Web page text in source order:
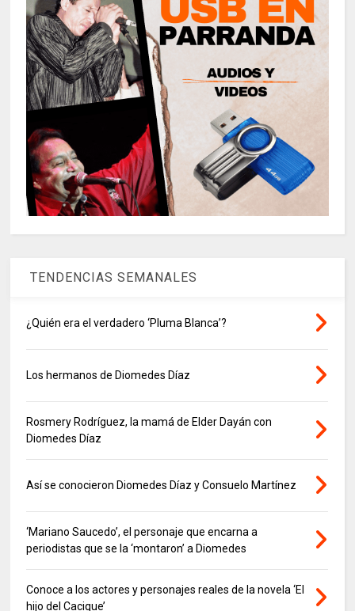
TENDENCIAS SEMANALES
¿Quién era el verdadero ‘Pluma Blanca’?
Los hermanos de Diomedes Díaz
Rosmery Rodríguez, la mamá de Elder Dayán con
Diomedes Díaz
Así se conocieron Diomedes Díaz y Consuelo Martínez
‘Mariano Saucedo’, el personaje que encarna a
periodistas que se la ‘montaron’ a Diomedes
Conoce a los actores y personajes reales de la novela ‘El
hijo del Cacique’